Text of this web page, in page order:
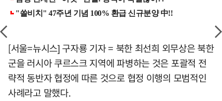
[서울=뉴시스] 구자룡 기자 = 북한 최선희 외무상은 북한
군을 러시아 쿠르스크 지역에 파병하는 것은 포괄적 전
략적 동반자 협정에 따른 것으로 협정 이행의 모범적인
사례라고 말했다.